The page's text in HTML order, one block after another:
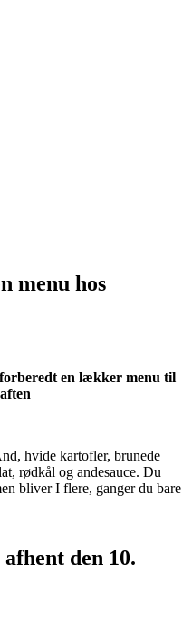
menu hos
en lækker menu til
hvide kartofler, brunede
rødkål og andesauce. Du
bliver I flere, ganger du bare
den 10.